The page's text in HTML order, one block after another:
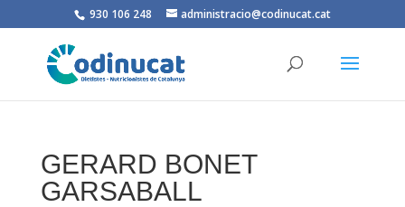
930 106 248 administracio@codinucat.cat
GERARD BONET
GARSABALL